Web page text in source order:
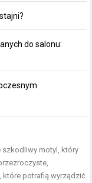
do salonu:
szkodliwy motyl, który
które potrafią wyrządzić